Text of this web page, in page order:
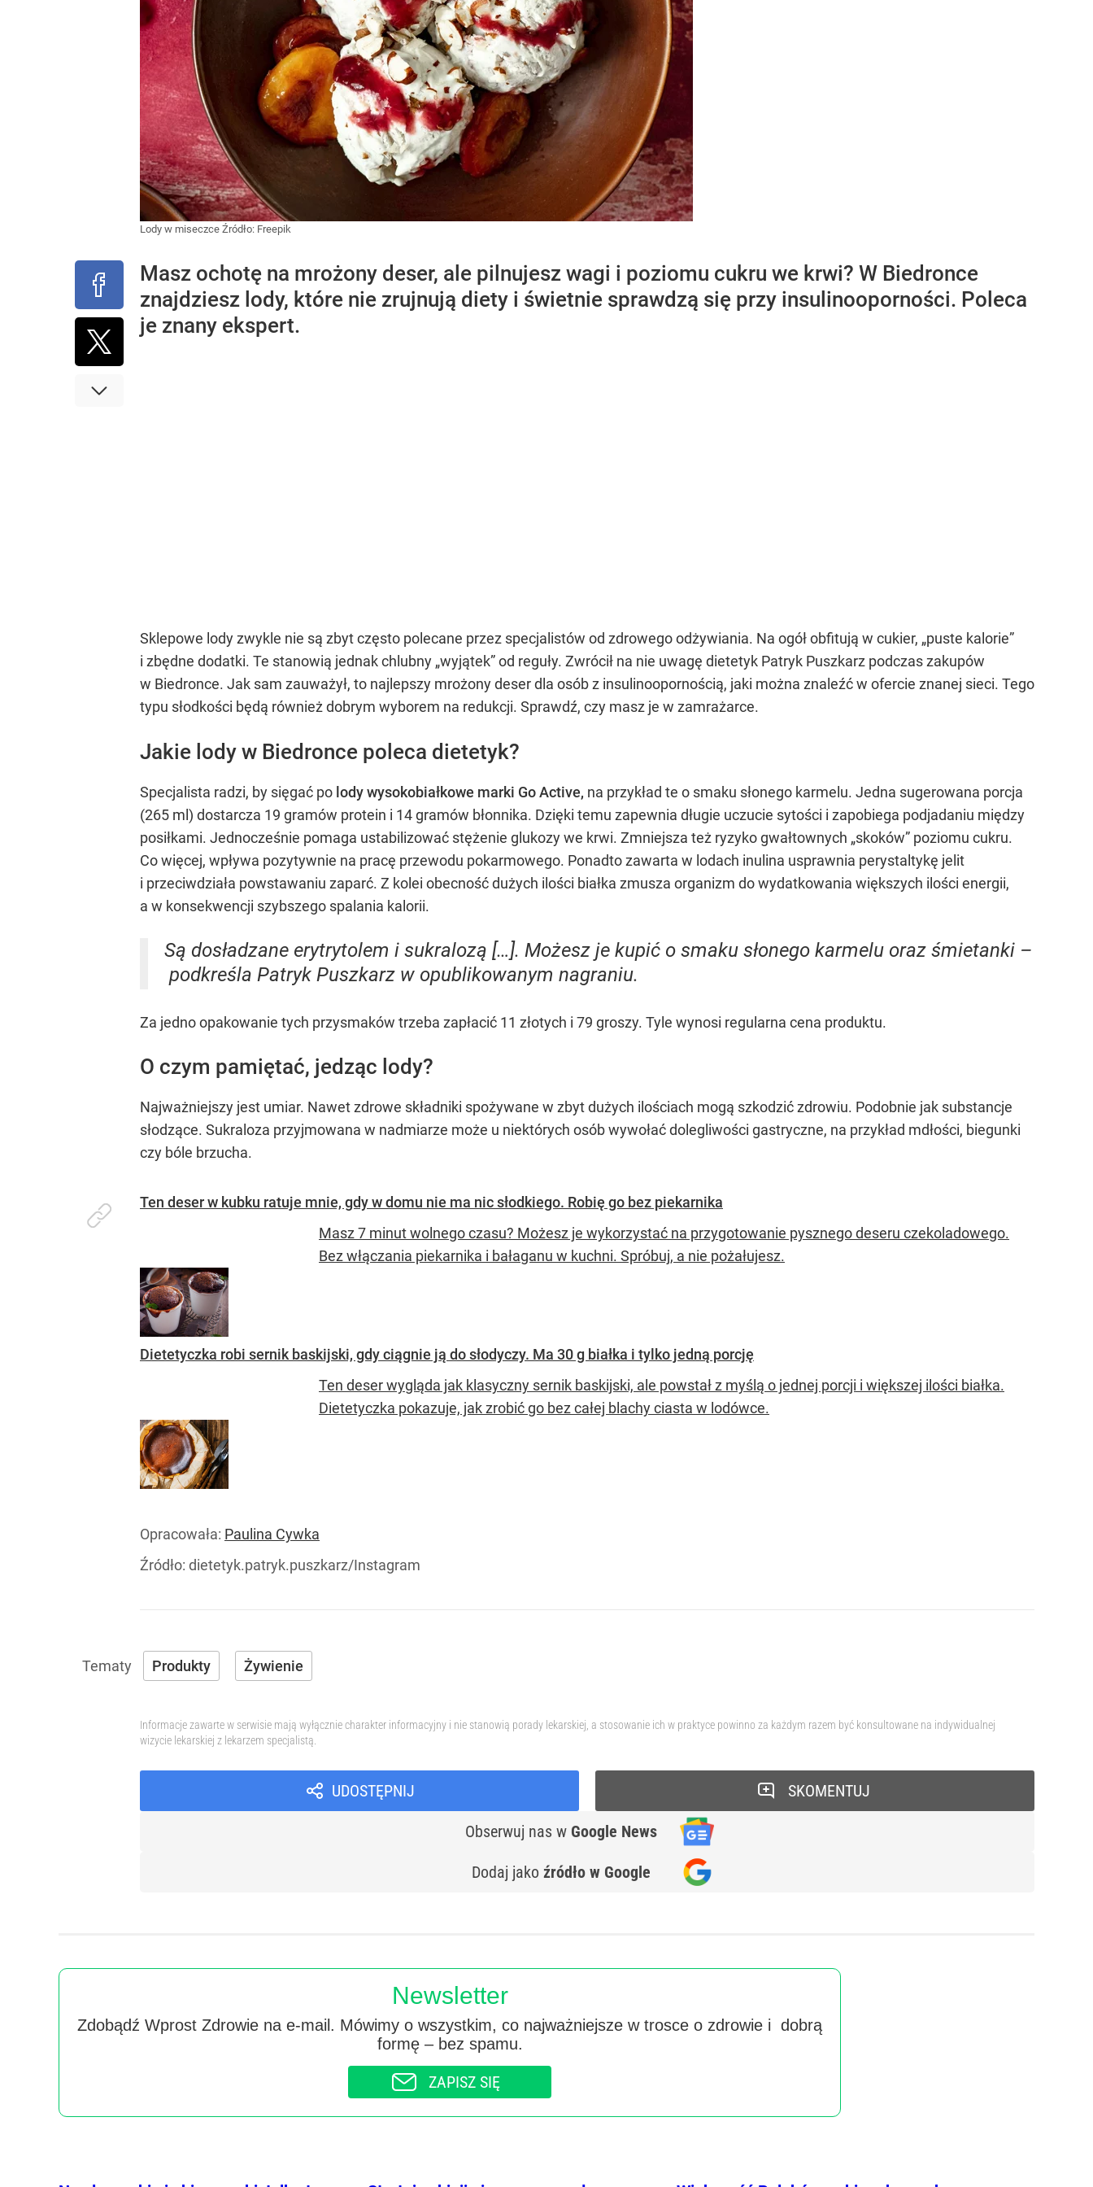
Lody w miseczce Źródło: Freepik
Masz ochotę na mrożony deser, ale pilnujesz wagi i poziomu cukru we krwi? W Biedronce
znajdziesz lody, które nie zrujnują diety i świetnie sprawdzą się przy insulinooporności. Poleca
je znany ekspert.
Sklepowe lody zwykle nie są zbyt często polecane przez specjalistów od zdrowego odżywiania. Na ogół obfitują w cukier, „puste kalorie”
i zbędne dodatki. Te stanowią jednak chlubny „wyjątek” od reguły. Zwrócił na nie uwagę dietetyk Patryk Puszkarz podczas zakupów
w Biedronce. Jak sam zauważył, to najlepszy mrożony deser dla osób z insulinoopornością, jaki można znaleźć w ofercie znanej sieci. Tego
typu słodkości będą również dobrym wyborem na redukcji. Sprawdź, czy masz je w zamrażarce.
Jakie lody w Biedronce poleca dietetyk?
Specjalista radzi, by sięgać po lody wysokobiałkowe marki Go Active, na przykład te o smaku słonego karmelu. Jedna sugerowana porcja
(265 ml) dostarcza 19 gramów protein i 14 gramów błonnika. Dzięki temu zapewnia długie uczucie sytości i zapobiega podjadaniu między
posiłkami. Jednocześnie pomaga ustabilizować stężenie glukozy we krwi. Zmniejsza też ryzyko gwałtownych „skoków” poziomu cukru.
Co więcej, wpływa pozytywnie na pracę przewodu pokarmowego. Ponadto zawarta w lodach inulina usprawnia perystaltykę jelit
i przeciwdziała powstawaniu zaparć. Z kolei obecność dużych ilości białka zmusza organizm do wydatkowania większych ilości energii,
a w konsekwencji szybszego spalania kalorii.
Są dosładzane erytrytolem i sukralozą […]. Możesz je kupić o smaku słonego karmelu oraz śmietanki –
podkreśla Patryk Puszkarz w opublikowanym nagraniu.
Za jedno opakowanie tych przysmaków trzeba zapłacić 11 złotych i 79 groszy. Tyle wynosi regularna cena produktu.
O czym pamiętać, jedząc lody?
Najważniejszy jest umiar. Nawet zdrowe składniki spożywane w zbyt dużych ilościach mogą szkodzić zdrowiu. Podobnie jak substancje
słodzące. Sukraloza przyjmowana w nadmiarze może u niektórych osób wywołać dolegliwości gastryczne, na przykład mdłości, biegunki
czy bóle brzucha.
Ten deser w kubku ratuje mnie, gdy w domu nie ma nic słodkiego. Robię go bez piekarnika
Masz 7 minut wolnego czasu? Możesz je wykorzystać na przygotowanie pysznego deseru czekoladowego.
Bez włączania piekarnika i bałaganu w kuchni. Spróbuj, a nie pożałujesz.
Dietetyczka robi sernik baskijski, gdy ciągnie ją do słodyczy. Ma 30 g białka i tylko jedną porcję
Ten deser wygląda jak klasyczny sernik baskijski, ale powstał z myślą o jednej porcji i większej ilości białka.
Dietetyczka pokazuje, jak zrobić go bez całej blachy ciasta w lodówce.
Opracowała: Paulina Cywka
Źródło: dietetyk.patryk.puszkarz/Instagram
Produkty Żywienie
Informacje zawarte w serwisie mają wyłącznie charakter informacyjny i nie stanowią porady lekarskiej, a stosowanie ich w praktyce powinno za każdym razem być konsultowane na indywidualnej
wizycie lekarskiej z lekarzem specjalistą.
UDOSTĘPNIJ
Obserwuj nas w Google News
Dodaj jako źródło w Google
SKOMENTUJ
Newsletter
Zdobądź Wprost Zdrowie na e-mail. Mówimy o wszystkim, co najważniejsze w trosce o zdrowie i dobrą
formę – bez spamu.
ZAPISZ SIĘ